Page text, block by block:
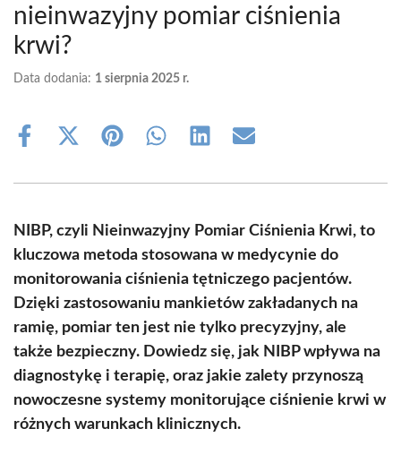
nieinwazyjny pomiar ciśnienia
krwi?
Data dodania: 1 sierpnia 2025 r.
Share
Share
(Twitter)
Share Share Share Share
NIBP, czyli Nieinwazyjny Pomiar Ciśnienia Krwi, to
kluczowa metoda stosowana w medycynie do
monitorowania ciśnienia tętniczego pacjentów.
Dzięki zastosowaniu mankietów zakładanych na
ramię, pomiar ten jest nie tylko precyzyjny, ale
także bezpieczny. Dowiedz się, jak NIBP wpływa na
diagnostykę i terapię, oraz jakie zalety przynoszą
nowoczesne systemy monitorujące ciśnienie krwi w
różnych warunkach klinicznych.